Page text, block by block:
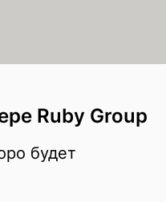
Ruby Group
будет